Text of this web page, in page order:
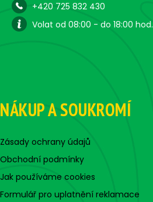
+420 725 832 430
Volat od 08:00 - do 18:00 hod.
NÁKUP A SOUKROMÍ
Zásady ochrany údajů
Obchodní podmínky
Jak používáme cookies
Formulář pro uplatnění reklamace